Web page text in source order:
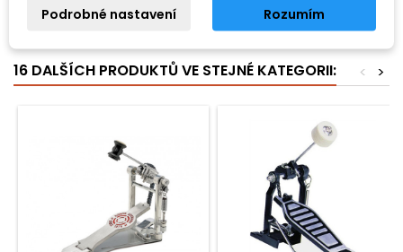
Dvoučlánkový řetěz pro lehké ovládání. Základová deska.
Postranní zarážkový šroub pro pohodlné použití.
16 DALŠÍCH PRODUKTŮ VE STEJNÉ KATEGORII: >
<
Podrobné nastavení Rozumím